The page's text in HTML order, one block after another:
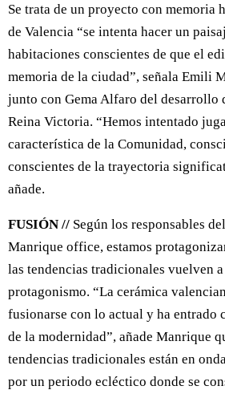
Se trata de un proyecto con memoria
de Valencia “se intenta hacer un
habitaciones conscientes de que el
memoria de la ciudad”, señala Emili
junto con Gema Alfaro del desarrollo
Reina Victoria. “Hemos intentado
característica de la Comunidad,
conscientes de la trayectoria
añade.
FUSIÓN // Según los responsables
Manrique office, estamos
las tendencias tradicionales vuelven
protagonismo. “La cerámica
fusionarse con lo actual y ha entrado
de la modernidad”, añade Manrique
tendencias tradicionales están en
por un periodo ecléctico donde se